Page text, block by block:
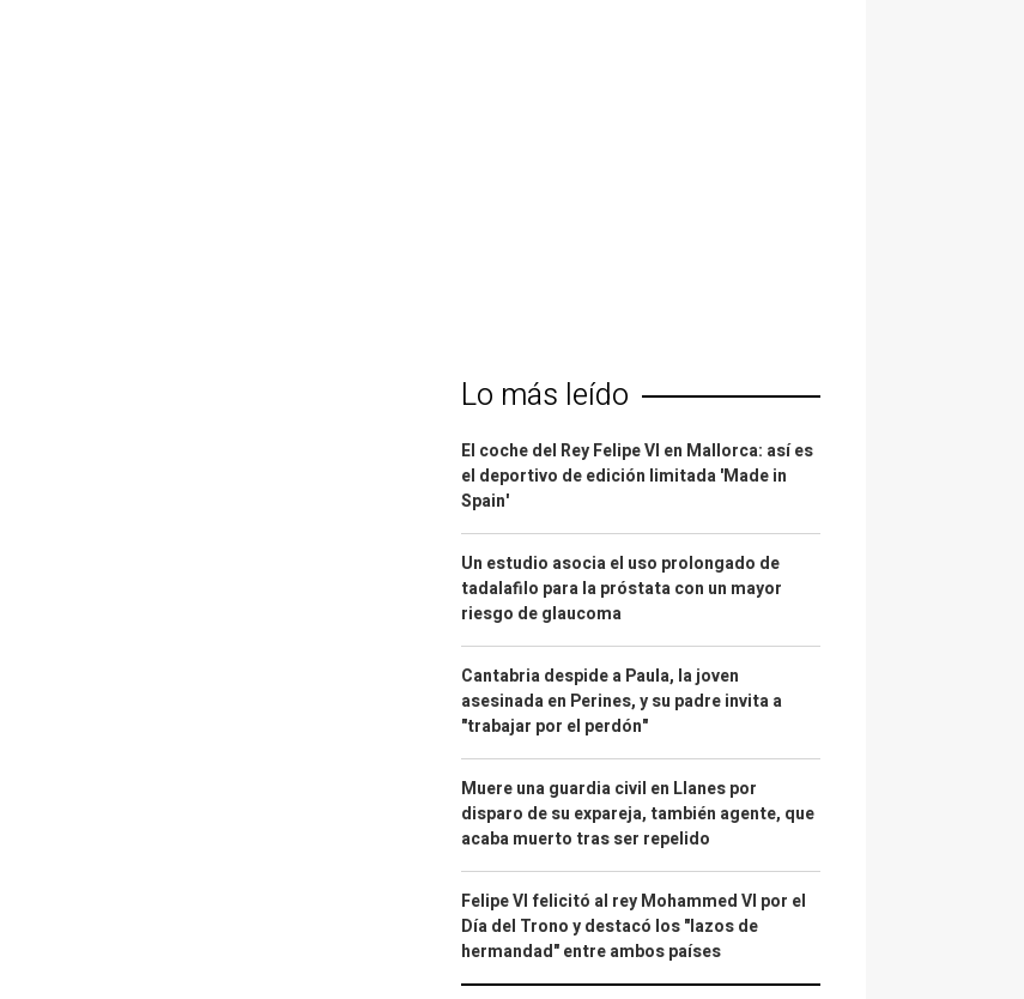
Lo más leído
El coche del Rey Felipe VI en Mallorca: así es
el deportivo de edición limitada 'Made in
Spain'
Un estudio asocia el uso prolongado de
tadalafilo para la próstata con un mayor
riesgo de glaucoma
Cantabria despide a Paula, la joven
asesinada en Perines, y su padre invita a
"trabajar por el perdón"
Muere una guardia civil en Llanes por
disparo de su expareja, también agente, que
acaba muerto tras ser repelido
Felipe VI felicitó al rey Mohammed VI por el
Día del Trono y destacó los "lazos de
hermandad" entre ambos países